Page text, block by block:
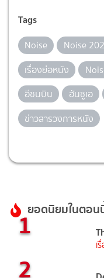
Tags
Noise Noise
เรื่องย่อหนัง
อีซนบิน
ฮันซูเอ
ข่าวสารวงการหนัง
ยอดนิยมในตอน
1
เ
2